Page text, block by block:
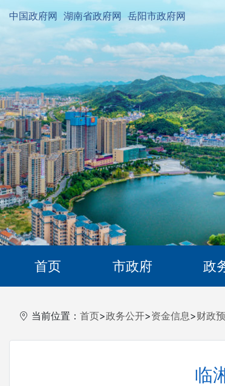
中国政府网 湖南省政府网 岳阳市政府网
首页 市政府 政
当前位置： 首页>政务公开>资金信息>财政
临